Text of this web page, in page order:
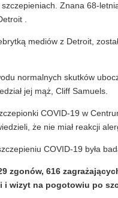
Znana 68-
.
mediów z Detroit,
normalnych skutków
jej mąż, Cliff Samuels.
COVID-19 w
że nie miał reakcji
COVID-19 była
zgonów, 616
wizyt na pogotowiu po